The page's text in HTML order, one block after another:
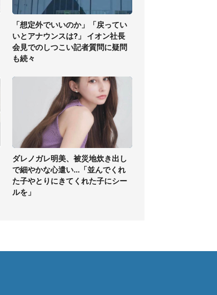
「想定外でいいのか」「戻ってい
いとアナウンスは?」 イオン社長
会見でのしつこい記者質問に疑問
も続々
ダレノガレ明美、被災地炊き出し
で細やかな心遣い...「並んでくれ
た子やとりにきてくれた子にシー
ルを」